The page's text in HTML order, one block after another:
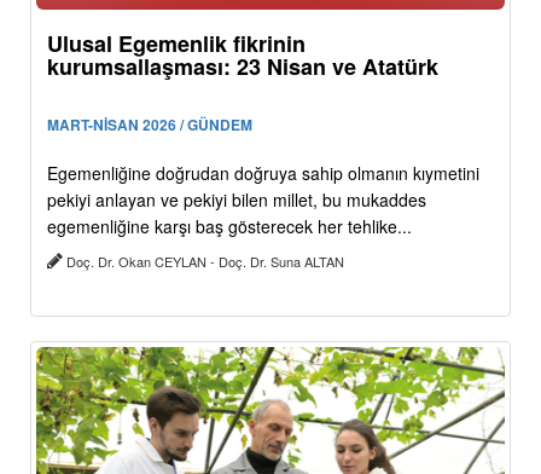
Ulusal Egemenlik fikrinin
kurumsallaşması: 23 Nisan ve Atatürk
MART-NİSAN 2026 / GÜNDEM
Egemenliğine doğrudan doğruya sahip olmanın kıymetini
pekiyi anlayan ve pekiyi bilen millet, bu mukaddes
egemenliğine karşı baş gösterecek her tehlike...
Doç. Dr. Okan CEYLAN - Doç. Dr. Suna ALTAN